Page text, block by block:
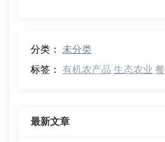
分类： 未分类
标签： 有机农产品 生态农业
最新文章